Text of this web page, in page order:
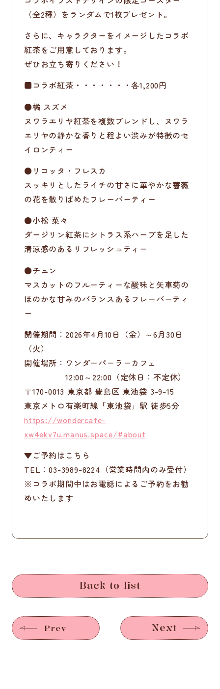
（全2種）をランダムで1枚プレゼント。
さらに、キャラクターをイメージしたコラボ
紅茶をご用意しております。
ぜひお立ち寄りください！
■コラボ紅茶 ・・・・・・・各1,200円
●橘 スズメ
ヌワラエリヤ紅茶を複数ブレンドし、ヌワラ
エリヤの静かな香りと程よい渋みが特徴のセ
イロンティー
● リコッタ・フレスカ
スッキリとしたライチの甘さに華やかな薔薇
の花を散りばめたフレーバーティー
●小松 菜々
ダージリン紅茶にシトラス系ハーブを足した
清涼感のあるリフレッシュティー
●チュン
マスカットのフルーティーな酸味と矢車菊の
ほのかな甘みのバランスあるフレーバーティ
ー
開催期間： 2026年4月10日（金）～6月30日
（火）
開催場所： ワンダーパーラーカフェ
12:00～22:00（定休日：不定休）
〒170-0013 東京都 豊島区 東池袋 3-9-15
東京メトロ有楽町線「東池袋」駅 徒歩5分
https://wondercafe-
xw4ekv7u.manus.space/#about
▼ご予約はこちら
TEL：03-3989-8224（営業時間内のみ受付）
※コラボ期間中はお電話によるご予約をお勧
めいたします
Back to list
Prev Next